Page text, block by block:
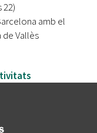
amb el
Vallès